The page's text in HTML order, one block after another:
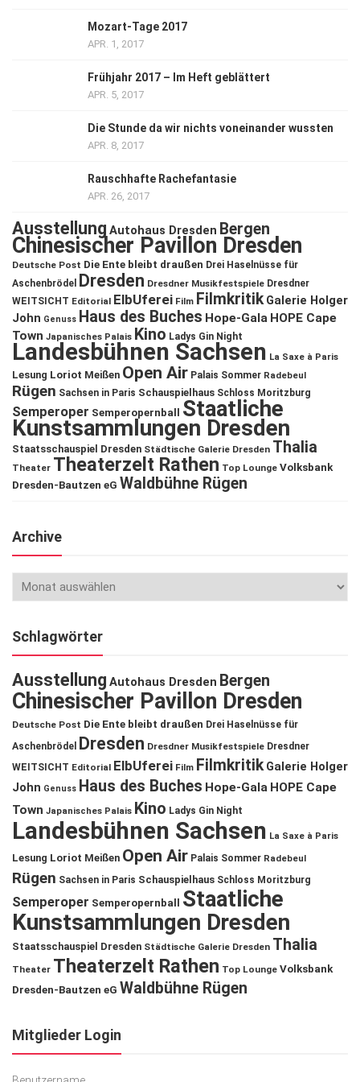
Mozart-Tage 2017
APR. 1, 2017
Frühjahr 2017 – Im Heft geblättert
APR. 5, 2017
Die Stunde da wir nichts voneinander wussten
APR. 8, 2017
Rauschhafte Rachefantasie
APR. 26, 2017
Ausstellung Autohaus Dresden Bergen
Chinesischer Pavillon Dresden
Deutsche Post Die Ente bleibt draußen Drei Haselnüsse für
Aschenbrödel
Dresden Dresdner Musikfestspiele Dresdner
WEITSICHT Editorial ElbUferei Film Filmkritik Galerie Holger
John Genuss Haus des Buches Hope-Gala HOPE Cape
Town Japanisches Palais Kino Ladys Gin Night
Landesbühnen Sachsen La Saxe à Paris
Lesung Loriot Meißen Open Air Palais Sommer Radebeul
Rügen Sachsen in Paris Schauspielhaus Schloss Moritzburg
Semperoper Semperopernball Staatliche
Kunstsammlungen Dresden
Staatsschauspiel Dresden Städtische Galerie Dresden Thalia
Theater Theaterzelt Rathen Top Lounge Volksbank
Dresden-Bautzen eG Waldbühne Rügen
Archive
Schlagwörter
Ausstellung Autohaus Dresden Bergen
Chinesischer Pavillon Dresden
Deutsche Post Die Ente bleibt draußen Drei Haselnüsse für
Aschenbrödel
Dresden Dresdner Musikfestspiele Dresdner
WEITSICHT Editorial ElbUferei Film Filmkritik Galerie Holger
John Genuss Haus des Buches Hope-Gala HOPE Cape
Town Japanisches Palais Kino Ladys Gin Night
Landesbühnen Sachsen La Saxe à Paris
Lesung Loriot Meißen Open Air Palais Sommer Radebeul
Rügen Sachsen in Paris Schauspielhaus Schloss Moritzburg
Semperoper Semperopernball
Staatliche
Kunstsammlungen Dresden
Staatsschauspiel Dresden Städtische Galerie Dresden Thalia
Theater Theaterzelt Rathen Top Lounge Volksbank
Dresden-Bautzen eG Waldbühne Rügen
Mitglieder Login